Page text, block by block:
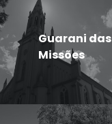
Guarani das
Missões